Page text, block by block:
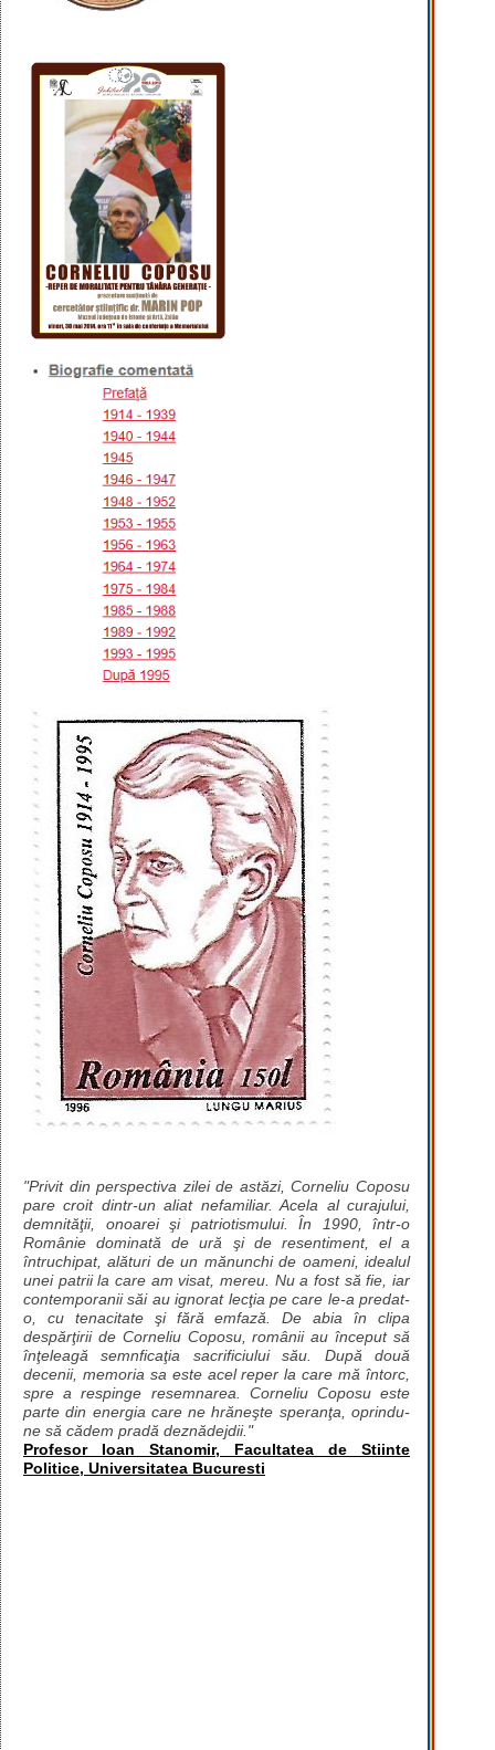
"Privit din perspectiva zilei de astăzi, Corneliu Coposu
pare croit dintr-un aliat nefamiliar. Acela al curajului,
demnităţii, onoarei şi patriotismului. În 1990, într-o
Românie dominată de ură şi de resentiment, el a
întruchipat, alături de un mănunchi de oameni, idealul
unei patrii la care am visat, mereu. Nu a fost să fie, iar
contemporanii săi au ignorat lecţia pe care le-a predat-
o, cu tenacitate şi fără emfază. De abia în clipa
despărţirii de Corneliu Coposu, românii au început să
înţeleagă semnficaţia sacrificiului său. După două
decenii, memoria sa este acel reper la care mă întorc,
spre a respinge resemnarea. Corneliu Coposu este
parte din energia care ne hrăneşte speranţa, oprindu-
ne să cădem pradă deznădejdii."
Profesor Ioan Stanomir, Facultatea de Stiinte
Politice, Universitatea Bucuresti